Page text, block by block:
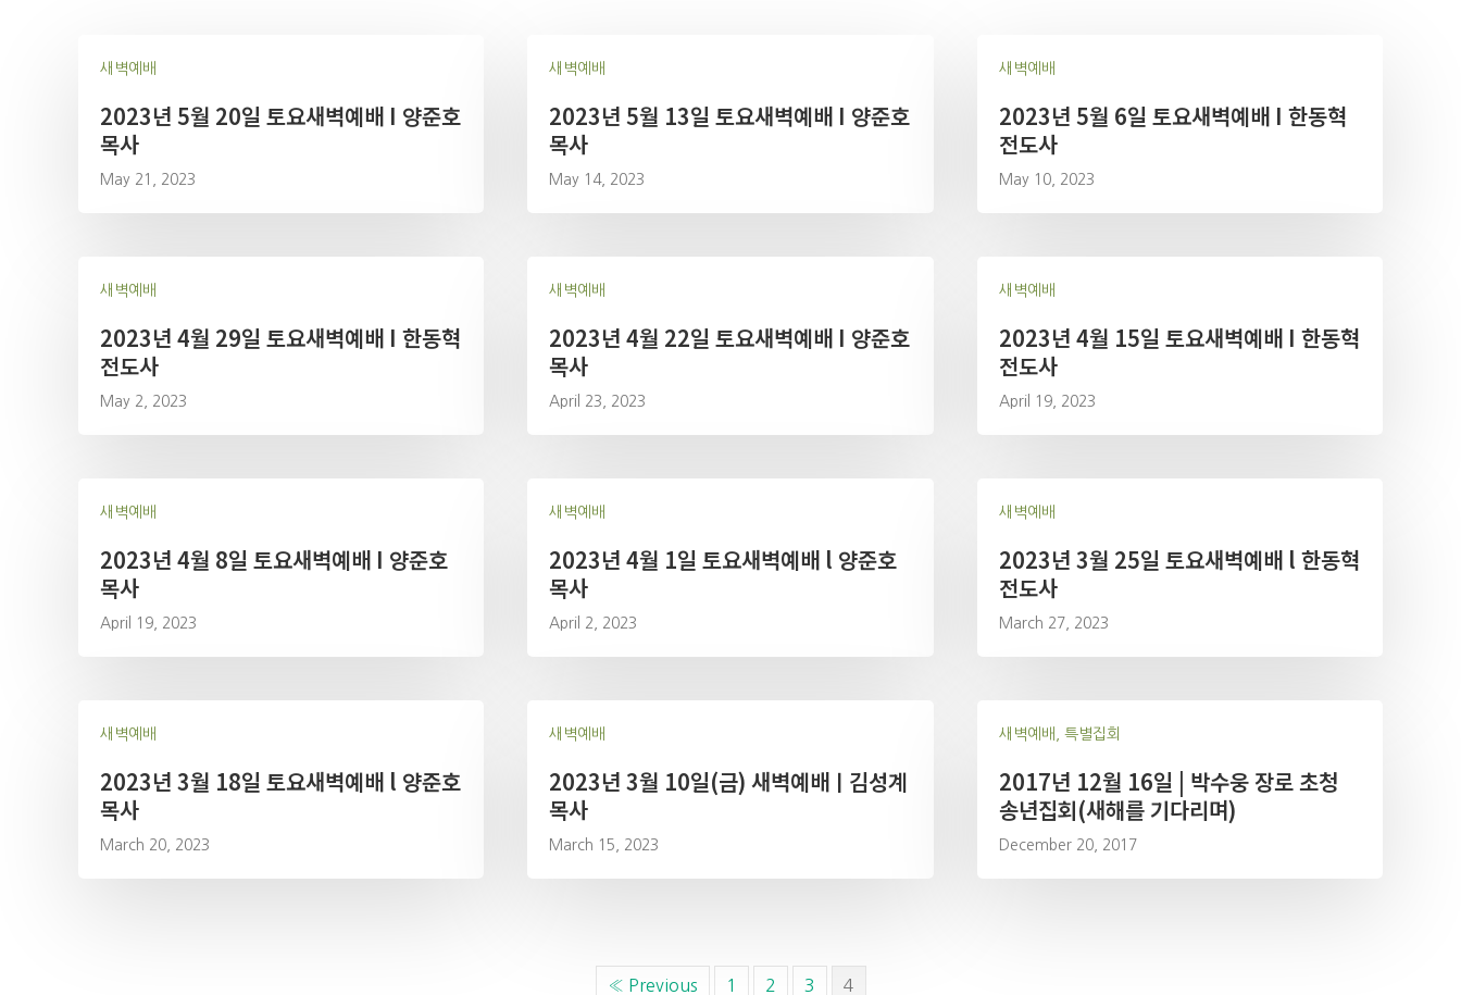
새벽예배
2023년 5월 20일 토요새벽예배 I 양준호
목사
May 21, 2023
새벽예배
2023년 5월 13일 토요새벽예배 I 양준호
목사
May 14, 2023
새벽예배
2023년 5월 6일 토요새벽예배 I 한동혁
전도사
May 10, 2023
새벽예배
2023년 4월 29일 토요새벽예배 I 한동혁
전도사
May 2, 2023
새벽예배
2023년 4월 22일 토요새벽예배 I 양준호
목사
April 23, 2023
새벽예배
2023년 4월 15일 토요새벽예배 I 한동혁
전도사
April 19, 2023
새벽예배
2023년 4월 8일 토요새벽예배 I 양준호
목사
April 19, 2023
새벽예배
2023년 4월 1일 토요새벽예배 l 양준호
목사
April 2, 2023
새벽예배
2023년 3월 25일 토요새벽예배 l 한동혁
전도사
March 27, 2023
새벽예배
2023년 3월 18일 토요새벽예배 l 양준호
목사
March 20, 2023
새벽예배
2023년 3월 10일(금) 새벽예배ㅣ김성계
목사
March 15, 2023
새벽예배, 특별집회
2017년 12월 16일 | 박수웅 장로 초청
송년집회(새해를 기다리며)
December 20, 2017
« Previous 1 2 3 4